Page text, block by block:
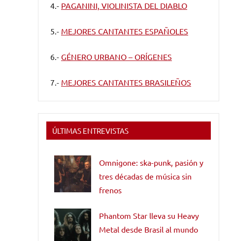
4.- PAGANINI, VIOLINISTA DEL DIABLO
5.- MEJORES CANTANTES ESPAÑOLES
6.- GÉNERO URBANO – ORÍGENES
7.- MEJORES CANTANTES BRASILEÑOS
ÚLTIMAS ENTREVISTAS
Omnigone: ska-punk, pasión y
tres décadas de música sin
frenos
Phantom Star lleva su Heavy
Metal desde Brasil al mundo